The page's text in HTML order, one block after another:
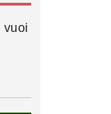
vuoi